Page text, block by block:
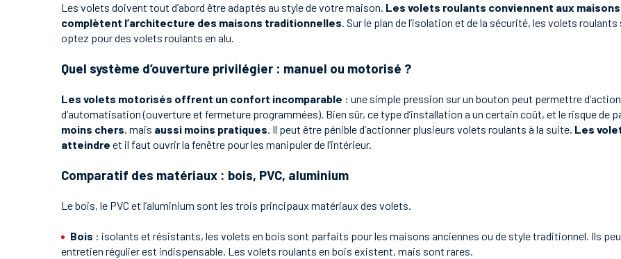
Les volets doivent tout d’abord être adaptés au style de votre maison. Les volets roulants conviennent aux
complètent l’architecture des maisons traditionnelles. Sur le plan de l’isolation et de la sécurité, les volets
optez pour des volets roulants en alu.
Quel système d’ouverture privilégier : manuel ou motorisé ?
Les volets motorisés offrent un confort incomparable : une simple pression sur un bouton peut permettre
d’automatisation (ouverture et fermeture programmées). Bien sûr, ce type d’installation a un certain coût, et le risque de
moins chers, mais aussi moins pratiques. Il peut être pénible d’actionner plusieurs volets roulants à la suite. Les
atteindre et il faut ouvrir la fenêtre pour les manipuler de l’intérieur.
Comparatif des matériaux : bois, PVC, aluminium
Le bois, le PVC et l’aluminium sont les trois principaux matériaux des volets.
Bois : isolants et résistants, les volets en bois sont parfaits pour les maisons anciennes ou de style traditionnel. Ils
entretien régulier est indispensable. Les volets roulants en bois existent, mais sont rares.